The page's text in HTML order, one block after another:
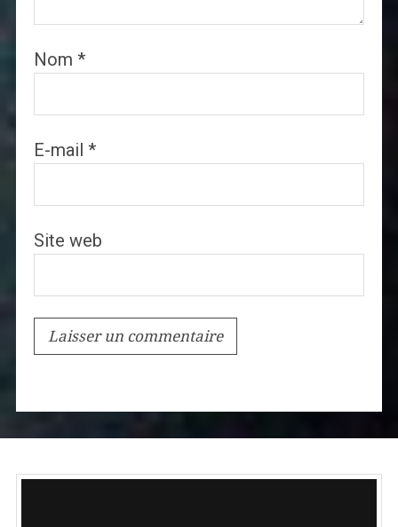
Nom *
E-mail *
Site web